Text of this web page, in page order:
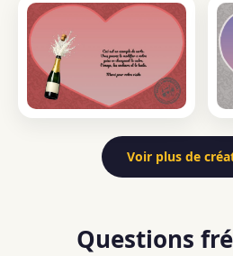
Voir plus de
Questions